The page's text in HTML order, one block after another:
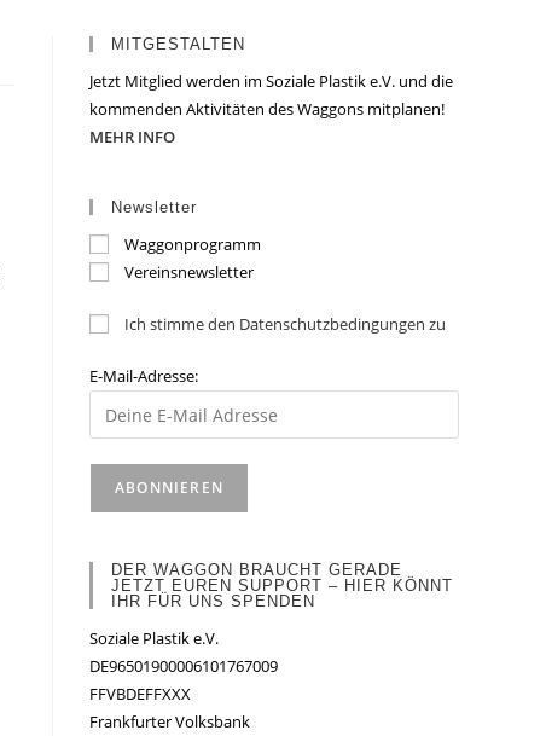
MITGESTALTEN
Jetzt Mitglied werden im Soziale Plastik e.V. und die
kommenden Aktivitäten des Waggons mitplanen!
MEHR INFO
Newsletter
Waggonprogramm
Vereinsnewsletter
Ich stimme den Datenschutzbedingungen zu
E-Mail-Adresse:
DER WAGGON BRAUCHT GERADE
JETZT EUREN SUPPORT – HIER KÖNNT
IHR FÜR UNS SPENDEN
Soziale Plastik e.V.
DE96501900006101767009
FFVBDEFFXXX
Frankfurter Volksbank